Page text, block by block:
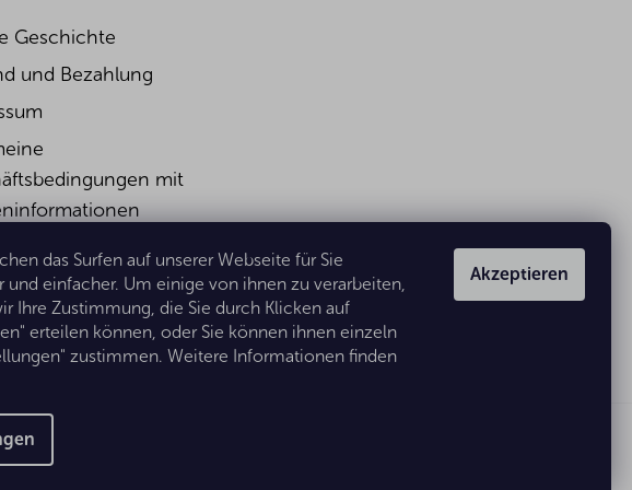
das Surfen auf unserer Webseite für Sie
und einfacher. Um einige von ihnen zu verarbeiten,
Ihre Zustimmung, die Sie durch Klicken auf
erteilen können, oder Sie können ihnen einzeln
zustimmen. Weitere Informationen finden
Akzeptieren
Geschichte
und Bezahlung
mit
&
Rechte vorbehalten.